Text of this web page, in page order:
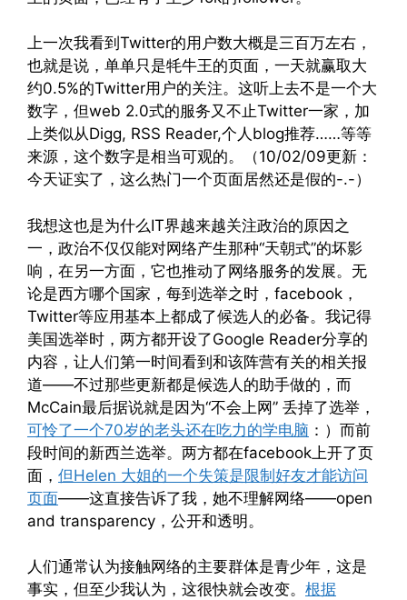
上一次我看到Twitter的用户数大概是三百万左右，
也就是说，单单只是牦牛王的页面，一天就赢取大
约0.5%的Twitter用户的关注。这听上去不是一个大
数字，但web 2.0式的服务又不止Twitter一家，加
上类似从Digg, RSS Reader,个人blog推荐……等等
来源，这个数字是相当可观的。（10/02/09更新：
今天证实了，这么热门一个页面居然还是假的-.-）
我想这也是为什么IT界越来越关注政治的原因之
一，政治不仅仅能对网络产生那种“天朝式”的坏影
响，在另一方面，它也推动了网络服务的发展。无
论是西方哪个国家，每到选举之时，facebook，
Twitter等应用基本上都成了候选人的必备。我记得
美国选举时，两方都开设了Google Reader分享的
内容，让人们第一时间看到和该阵营有关的相关报
道——不过那些更新都是候选人的助手做的，而
McCain最后据说就是因为“不会上网” 丢掉了选举，
可怜了一个70岁的老头还在吃力的学电脑 ：）而前
段时间的新西兰选举。两方都在facebook上开了页
面， 但Helen 大姐的一个失策是限制好友才能访问
页面——这直接告诉了我，她不理解网络——open
and transparency，公开和透明。
人们通常认为接触网络的主要群体是青少年，这是
事实，但至少我认为，这很快就会改变。 根据